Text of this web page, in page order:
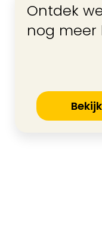
Ontdek
nog meer